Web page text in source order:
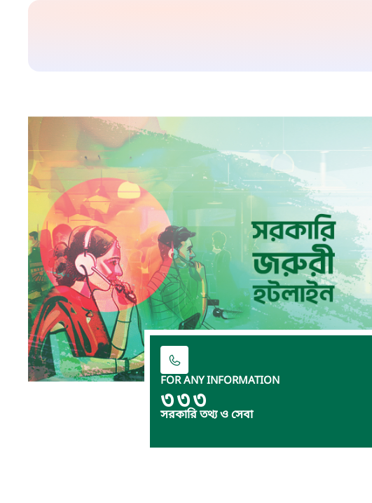
FOR ANY INFORMATION
৩৩৩
সরকারি তথ্য ও সেবা